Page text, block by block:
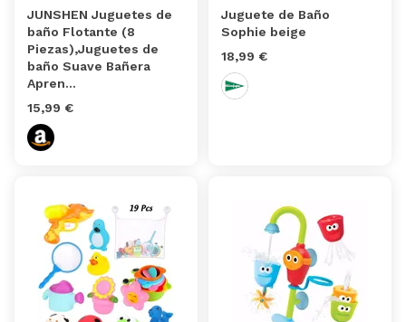
JUNSHEN Juguetes de
baño Flotante (8
Piezas),Juguetes de
baño Suave Bañera
Apren...
15,99 €
Juguete de Baño
Sophie beige
18,99 €